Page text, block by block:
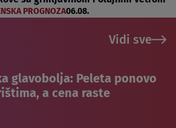
PROGNOZA06.08.
Vidi sve
glavobolja: Peleta ponovo
a cena raste